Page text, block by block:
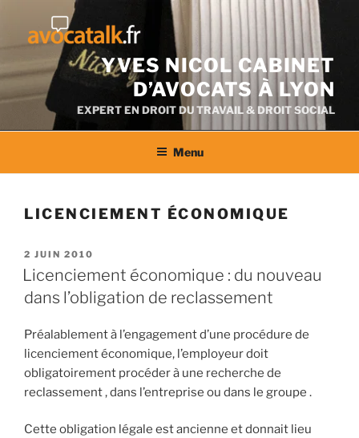
contenu
YVES NICOL CABINET
D’AVOCATS À LYON
EXPERT EN DROIT DU TRAVAIL & DROIT SOCIAL
Menu
LICENCIEMENT ÉCONOMIQUE
PUBLIÉ
LE
2 JUIN 2010
Licenciement économique : du nouveau
dans l’obligation de reclassement
Préalablement à l’engagement d’une procédure de
licenciement économique, l’employeur doit
obligatoirement procéder à une recherche de
reclassement , dans l’entreprise ou dans le groupe .
Cette obligation légale est ancienne et donnait lieu